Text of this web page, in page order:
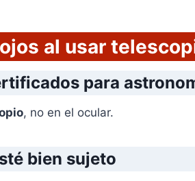
al usar
para
, no en el ocular.
bien sujeto